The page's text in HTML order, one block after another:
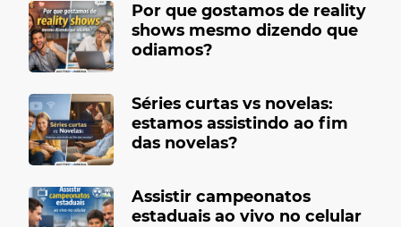
Por que gostamos de reality
shows mesmo dizendo que
odiamos?
Séries curtas vs novelas:
estamos assistindo ao fim
das novelas?
Assistir campeonatos
estaduais ao vivo no celular